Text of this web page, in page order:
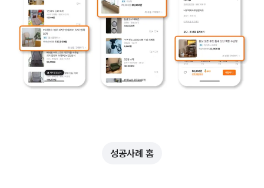
성공사례 홈